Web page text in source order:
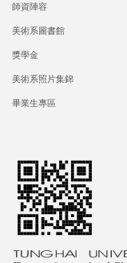
師資陣容
美術系圖書館
獎學金
美術系照片集錦
畢業生專區